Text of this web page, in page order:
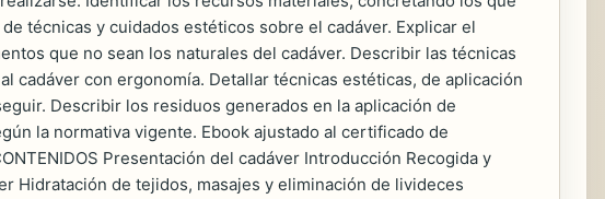
técnicas y cuidados estéticos sobre el cadáver. Explicar el
que no sean los naturales del cadáver. Describir las técnicas
cadáver con ergonomía. Detallar técnicas estéticas, de aplicación
Describir los residuos generados en la aplicación de
la normativa vigente. Ebook ajustado al certificado de
Presentación del cadáver Introducción Recogida y
Hidratación de tejidos, masajes y eliminación de livideces